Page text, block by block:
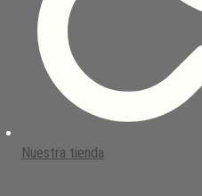
Nuestra tienda